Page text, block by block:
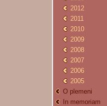
2012
2011
2010
2009
2008
2007
2006
2005
O plemeni
In memoriam